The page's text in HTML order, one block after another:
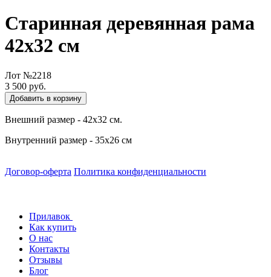
Старинная деревянная рама
42х32 см
Лот №2218
3 500 руб.
Добавить в корзину
Внешний размер - 42х32 см.
Внутренний размер - 35х26 см
Договор-оферта Политика конфиденциальности
Прилавок
Как купить
О нас
Контакты
Отзывы
Блог